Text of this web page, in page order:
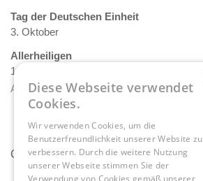
Tag der Deutschen Einheit
3. Oktober
Allerheiligen
1. November
Alle Öffnungszeiten anzeigen
Contact
Diese Webseite verwendet
Cookies.
Wir verwenden Cookies, um die
Benutzerfreundlichkeit unserer Website zu
verbessern. Durch die weitere Nutzung
unserer Webseite stimmen Sie der
Verwendung von Cookies gemäß unserer